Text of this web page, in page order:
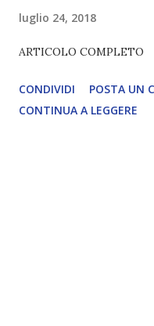
luglio 24, 2018
ARTICOLO COMPLETO
CONDIVIDI
POSTA UN
CONTINUA A LEGGERE